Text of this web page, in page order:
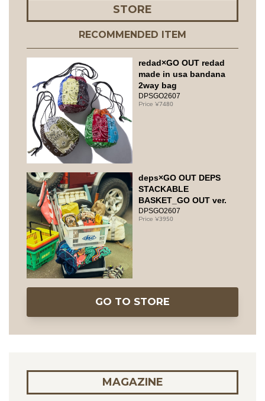
STORE
RECOMMENDED ITEM
redad×GO OUT redad
made in usa bandana
2way bag
DPSGO2607
7480
deps×GO OUT DEPS
STACKABLE
BASKET_GO OUT ver.
DPSGO2607
3950
GO TO STORE
MAGAZINE